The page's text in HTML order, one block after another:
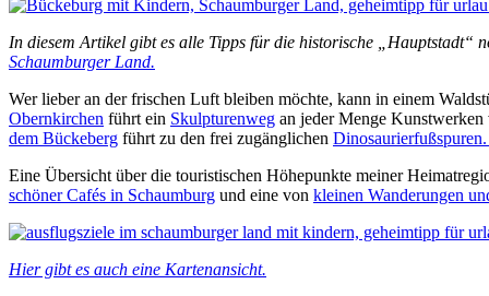
In diesem Artikel gibt es alle Tipps für die historische „Hauptstadt“
Schaumburger Land.
Wer lieber an der frischen Luft bleiben möchte, kann in einem
Obernkirchen führt ein Skulpturenweg an jeder Menge
dem Bückeberg führt zu den frei zugänglichen Dinosaurierfußspuren.
Eine Übersicht über die touristischen Höhepunkte meiner
schöner Cafés in Schaumburg und eine von kleinen Wanderungen
Hier gibt es auch eine Kartenansicht.